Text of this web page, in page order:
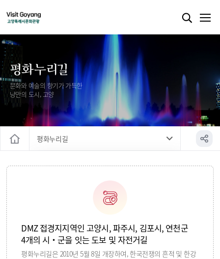
평화누리길
문화와 예술의 향기가 가득한
낭만의 도시, 고양
평화누리길
고양누리길
DMZ 접경지지역인 고양시, 파주시, 김포시, 연천군
4개의 시‧군을 잇는 도보 및 자전거길
평화누리길은 2010년 5월 8일 개장하여, 한국전쟁의 흔적 및 한강